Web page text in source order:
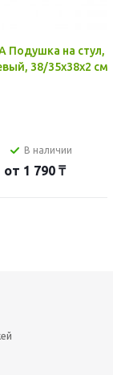
Подушка на стул,
38/35x38x2 см
В наличии
от 1 790 ₸